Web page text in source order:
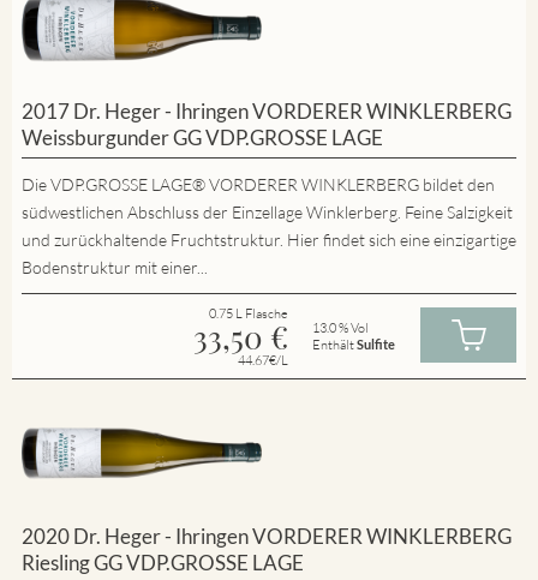
2017 Dr. Heger - Ihringen VORDERER WINKLERBERG
Weissburgunder GG VDP.GROSSE LAGE
Die VDP.GROSSE LAGE® VORDERER WINKLERBERG bildet den
südwestlichen Abschluss der Einzellage Winklerberg. Feine Salzigkeit
und zurückhaltende Fruchtstruktur. Hier findet sich eine einzigartige
Bodenstruktur mit einer...
0.75 L Flasche
33,50 €
44.67€/L
13.0 % Vol
EnthältSulfite
2020 Dr. Heger - Ihringen VORDERER WINKLERBERG
Riesling GG VDP.GROSSE LAGE